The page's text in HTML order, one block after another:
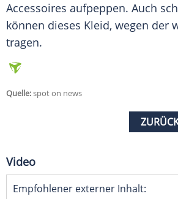
Accessoires aufpeppen. Auch
können dieses Kleid, wegen der
tragen.
Quelle:spot on news
Video
Empfohlener externer Inhalt: